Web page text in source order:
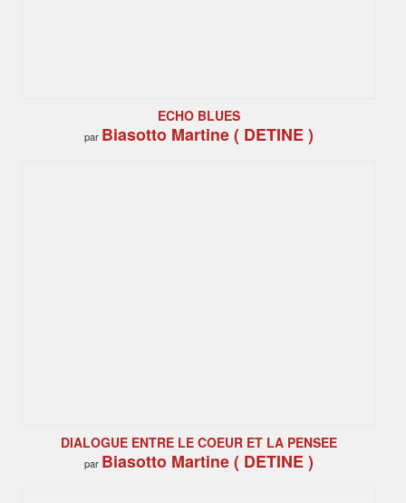
ECHO BLUES
par Biasotto Martine ( DETINE )
DIALOGUE ENTRE LE COEUR ET LA PENSEE
par Biasotto Martine ( DETINE )